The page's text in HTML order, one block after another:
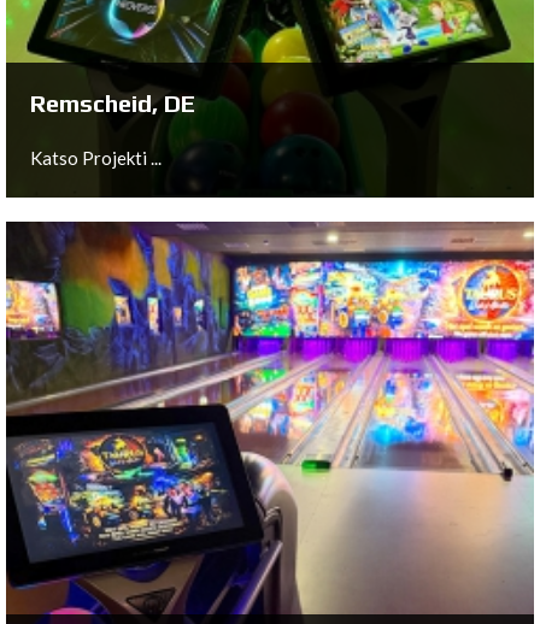
Remscheid, DE
Katso Projekti ...
Remscheid, DE
Katso Projekti ...